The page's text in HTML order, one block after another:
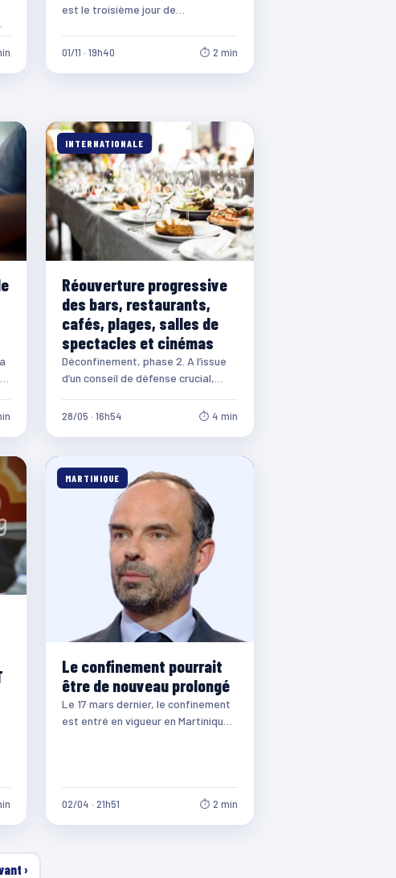
est le troisième jour de
01/11 · 19h40 ⏱ 2 min
INTERNATIONALE
Réouverture progressive
des bars, restaurants,
cafés, plages, salles de
spectacles et cinémas
Déconfinement, phase 2. A l’issue
d’un conseil de défense crucial,
jeudi 28 mai les nouvelles…
28/05 · 16h54 ⏱ 4 min
MARTINIQUE
Le confinement pourrait
être de nouveau prolongé
Le 17 mars dernier, le confinement
est entré en vigueur en Martinique,
02/04 · 21h51 ⏱ 2 min
›